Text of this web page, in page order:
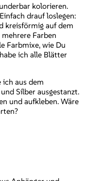
kolorieren.
drauf loslegen:
kreisförmig auf dem
Farben
Farbmixe, wie Du
ich alle Blätter
aus dem
Silber ausgestanzt.
und aufkleben. Wäre